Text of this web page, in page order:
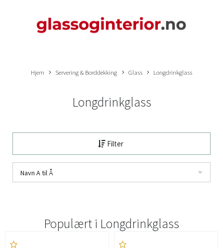
Hjem Servering & Borddekking Glass Longdrinkglass
Longdrinkglass
Filter
Navn A til Å
Populært i Longdrinkglass